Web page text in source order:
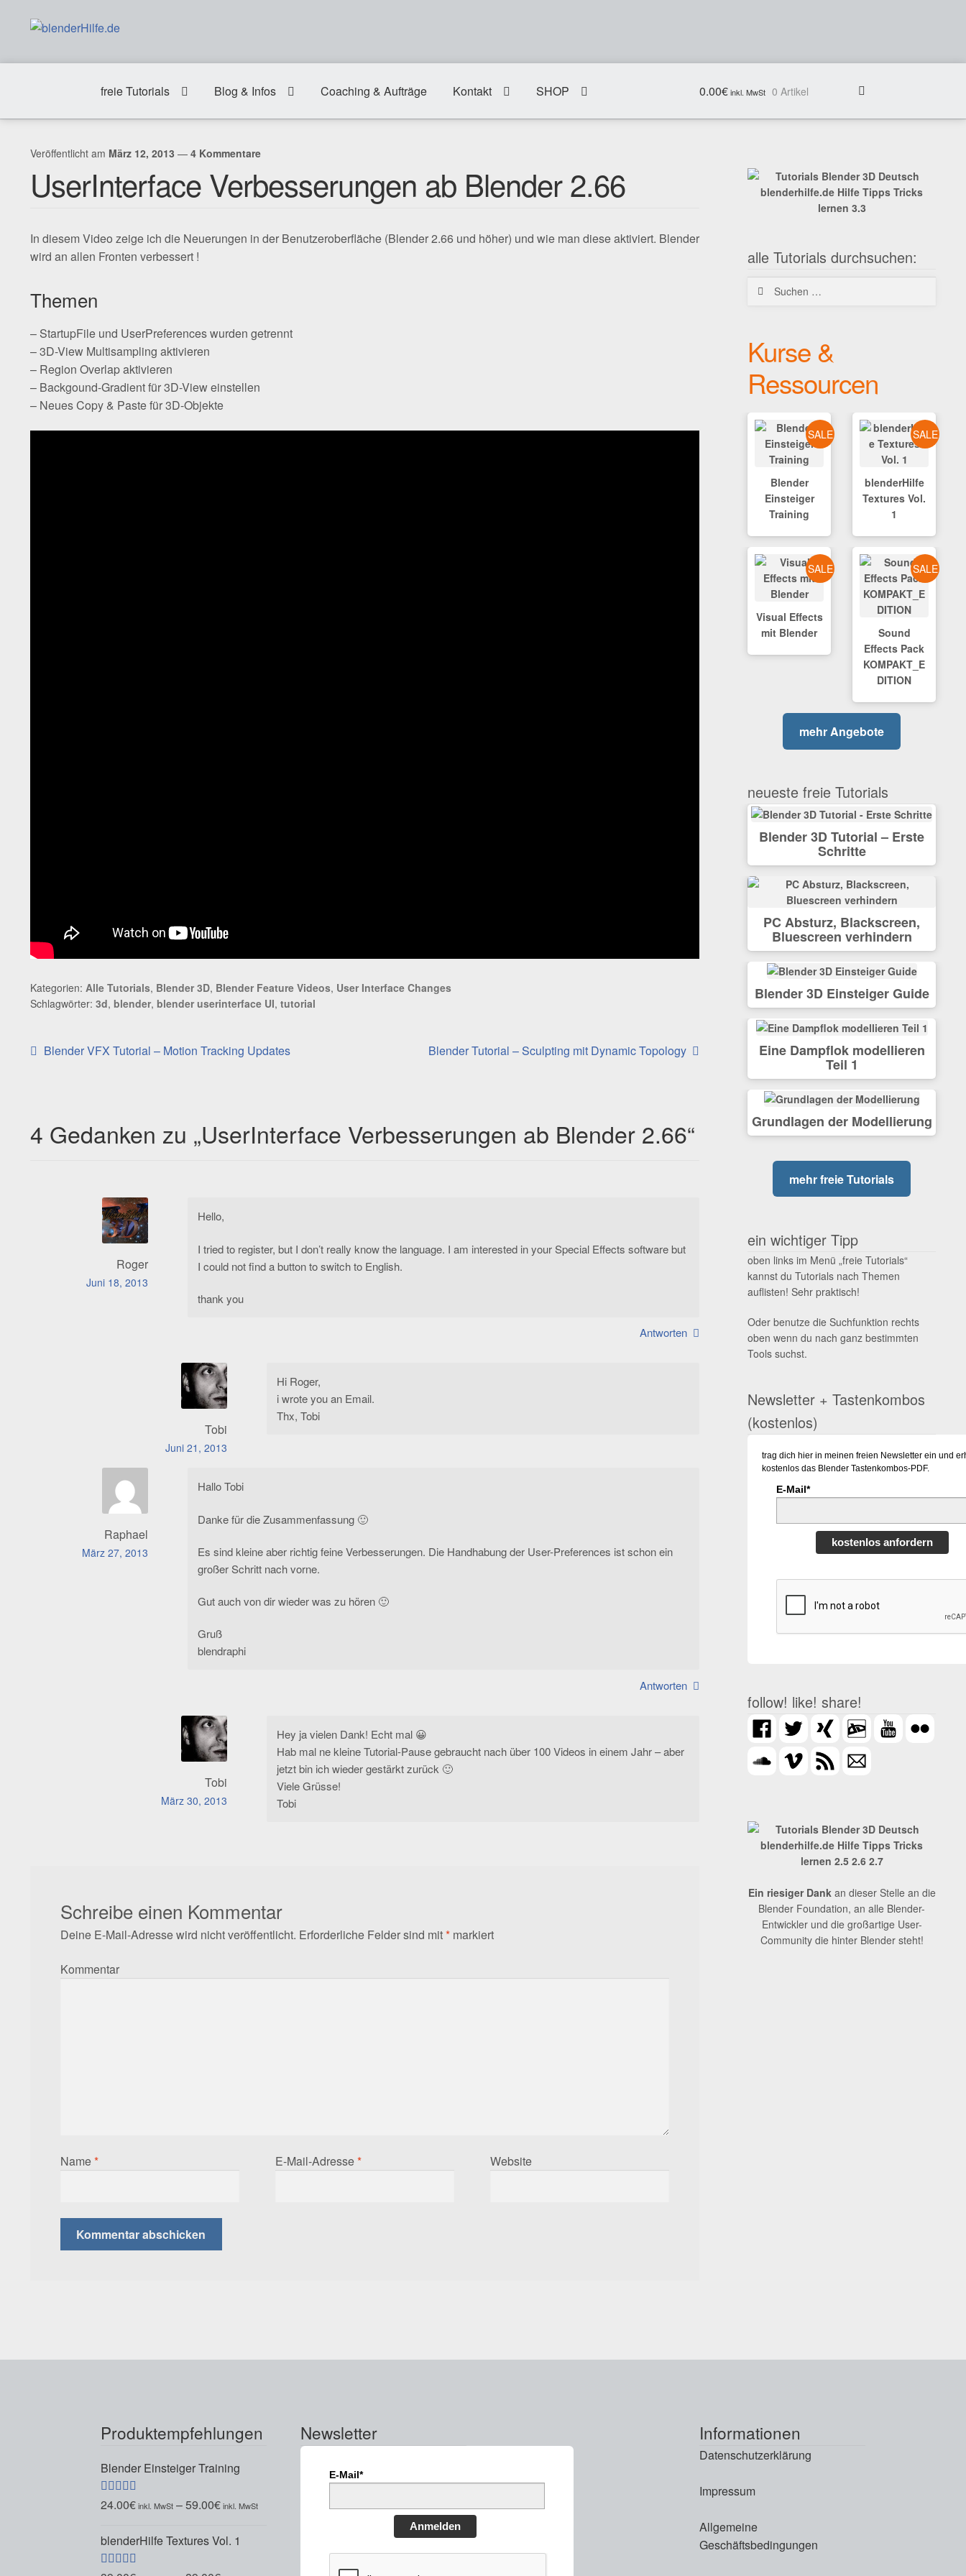
Zur
springen
Zum
springen
freie Tutorials
Blog & Infos Coaching & Aufträge Kontakt SHOP 0.00€ 0 Artikel
Veröffentlicht am März 12, 2013 — 4 Kommentare
UserInterface Verbesserungen ab Blender 2.66
In diesem Video zeige ich die Neuerungen in der Benutzeroberfläche (Blender 2.66 und höher) und wie man diese aktiviert. Blender
wird an allen Fronten verbessert !
Themen
– StartupFile und UserPreferences wurden getrennt
– 3D-View Multisampling aktivieren
– Region Overlap aktivieren
– Backgound-Gradient für 3D-View einstellen
– Neues Copy & Paste für 3D-Objekte
Kategorien: Alle Tutorials, Blender 3D, Blender Feature Videos, User Interface Changes
Schlagwörter: 3d, blender, blender userinterface UI, tutorial
Beitragsnavigation
Vorheriger
Blender VFX Tutorial – Motion Tracking Updates
Nächster
Blender Tutorial – Sculpting mit Dynamic Topology
4 Gedanken zu „UserInterface Verbesserungen ab Blender 2.66“
Roger
Juni 18, 2013
Hello,
I tried to register, but I don’t really know the language. I am interested in your Special Effects software but
I could not find a button to switch to English.
thank you
Antworten
Tobi
Juni 21, 2013
Hi Roger,
i wrote you an Email.
Thx, Tobi
Raphael
März 27, 2013
Hallo Tobi
Danke für die Zusammenfassung 🙂
Es sind kleine aber richtig feine Verbesserungen. Die Handhabung der User-Preferences ist schon ein
großer Schritt nach vorne.
Gut auch von dir wieder was zu hören 🙂
Gruß
blendraphi
Antworten
Tobi
März 30, 2013
Hey ja vielen Dank! Echt mal 😀
Hab mal ne kleine Tutorial-Pause gebraucht nach über 100 Videos in einem Jahr – aber
jetzt bin ich wieder gestärkt zurück 🙂
Viele Grüsse!
Tobi
Schreibe einen Kommentar
Deine E-Mail-Adresse wird nicht veröffentlicht. Erforderliche Felder sind mit*markiert
Kommentar
Name* E-Mail-Adresse* Website
alle Tutorials durchsuchen:
Suchen
Kurse &
Ressourcen
SALE
Blender
Einsteiger
Training
SALE
blenderHilfe
Textures Vol.
1
SALE
Visual Effects
mit Blender
SALE
Sound
Effects Pack
KOMPAKT_E
DITION
mehr Angebote
neueste freie Tutorials
Blender 3D Tutorial – Erste
Schritte
PC Absturz, Blackscreen,
Bluescreen verhindern
Blender 3D Einsteiger Guide
Eine Dampflok modellieren
Teil 1
Grundlagen der Modellierung
mehr freie Tutorials
ein wichtiger Tipp
oben links im Menü „freie Tutorials“
kannst du Tutorials nach Themen
auflisten! Sehr praktisch!
Oder benutze die Suchfunktion rechts
oben wenn du nach ganz bestimmten
Tools suchst.
Newsletter + Tastenkombos
(kostenlos)
trag dich hier in meinen freien Newsletter ein und
kostenlos das Blender Tastenkombos-PDF.
E-Mail*
kostenlos anfordern
follow! like! share!
Ein riesiger Dank an dieser Stelle an die
Blender Foundation, an alle Blender-
Entwickler und die großartige User-
Community die hinter Blender steht!
Produktempfehlungen
Blender Einsteiger Training
Bewertet mit
24.00€ –59.00€
blenderHilfe Textures Vol. 1
Newsletter
E-Mail*
Anmelden
Informationen
Datenschutzerklärung
Impressum
Allgemeine
Geschäftsbedingungen